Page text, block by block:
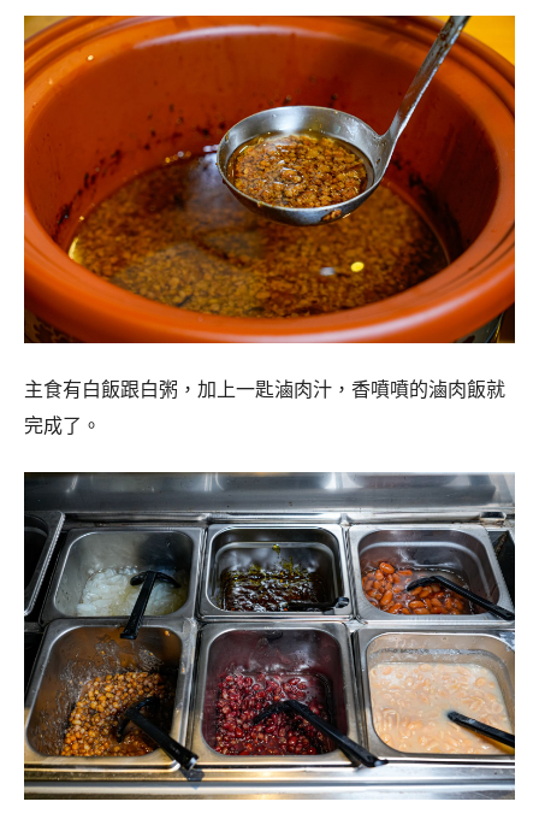
主食有白飯跟白粥，加上一匙滷肉汁，香噴噴的滷肉飯就
完成了。